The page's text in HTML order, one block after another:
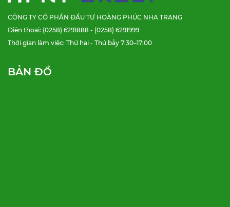
CÔNG TY CỔ PHẦN ĐẦU TƯ HOÀNG PHÚC NHA TRANG
Điện thoại: (0258) 6291888 - (0258) 6291999
Thời gian làm việc: Thứ hai - Thứ bảy 7:30–17:00
BẢN ĐỒ